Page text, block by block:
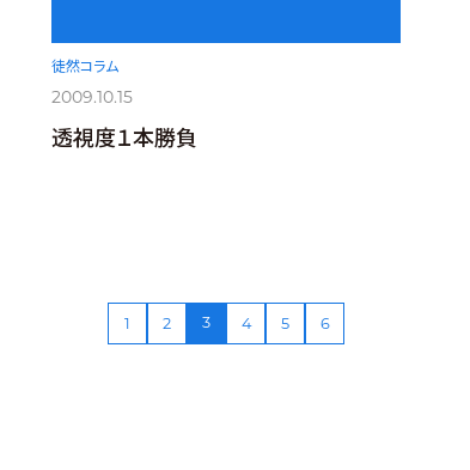
徒然コラム
2009.10.15
透視度１本勝負
1 2 3 4 5 6